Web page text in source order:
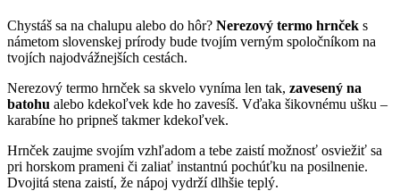
Chystáš sa na chalupu alebo do hôr? Nerezový termo hrnček s
námetom slovenskej prírody bude tvojím verným spoločníkom na
tvojích najodvážnejších cestách.
Nerezový termo hrnček sa skvelo vyníma len tak, zavesený na
batohu alebo kdekoľvek kde ho zavesíš. Vďaka šikovnému ušku –
karabíne ho pripneš takmer kdekoľvek.
Hrnček zaujme svojím vzhľadom a tebe zaistí možnosť osviežiť sa
pri horskom prameni či zaliať instantnú pochúťku na posilnenie.
Dvojitá stena zaistí, že nápoj vydrží dlhšie teplý.